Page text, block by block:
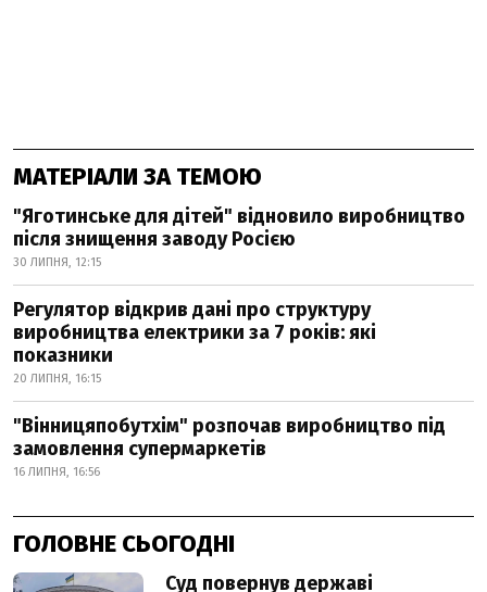
МАТЕРІАЛИ ЗА ТЕМОЮ
"Яготинське для дітей" відновило виробництво
після знищення заводу Росією
30 ЛИПНЯ, 12:15
Регулятор відкрив дані про структуру
виробництва електрики за 7 років: які
показники
20 ЛИПНЯ, 16:15
"Вінницяпобутхім" розпочав виробництво під
замовлення супермаркетів
16 ЛИПНЯ, 16:56
ГОЛОВНЕ СЬОГОДНІ
Суд повернув державі